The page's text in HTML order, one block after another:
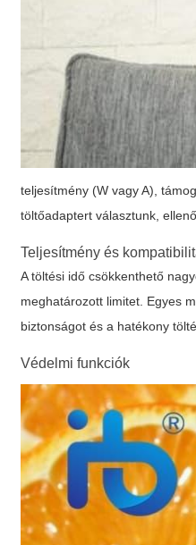
teljesítmény (W vagy A),
töltőadaptert választunk,
Teljesítmény és
A töltési idő csökkenthető
meghatározott limitet. Egyes
biztonságot és a hatékony
Védelmi funkciók